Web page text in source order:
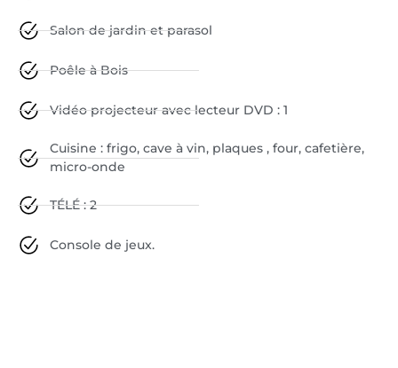
Salon de jardin et parasol
Poêle à Bois
Vidéo projecteur avec lecteur DVD : 1
Cuisine : frigo, cave à vin, plaques , four, cafetière,
micro-onde
TÉLÉ : 2
Console de jeux.